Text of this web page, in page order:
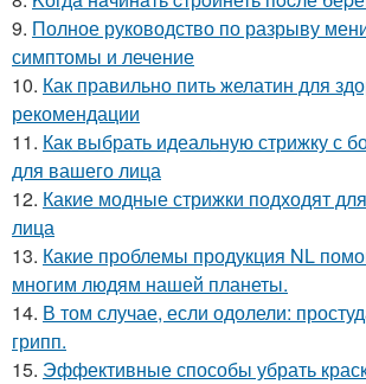
9. Полное руководство по разрыву
симптомы и лечение
10. Как правильно пить желатин для
рекомендации
11. Как выбрать идеальную стрижку с
для вашего лица
12. Какие модные стрижки подходят
лица
13. Какие проблемы продукция NL
многим людям нашей планеты.
14. В том случае, если одолели:
грипп.
15. Эффективные способы убрать